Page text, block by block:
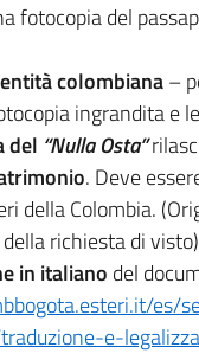
fotocopia del
colombiana–
ingrandita e
del “Nulla Osta”
. Deve
della Colombia.
richiesta di
in italiano del
e-